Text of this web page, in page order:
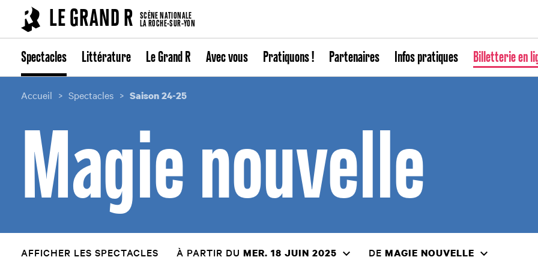
LE GRAND R
SCÈNE NATIONALE
LA ROCHE-SUR-YON
Spectacles Littérature Le Grand R Avec vous Pratiquons ! Partenaires Infos pratiques Billetterie en
Accueil Spectacles Saison 24-25
Magie nouvelle
AFFICHER LES SPECTACLES À PARTIR DU MER. 18 JUIN 2025 DE MAGIE NOUVELLE
Cookies management panel